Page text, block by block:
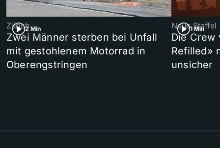
2 Min
Zürich
Zwei Männer sterben bei Unfall
mit gestohlenem Motorrad in
Oberengstringen
1 Min
Neue Staffel
Die Crew
Refilled»
unsicher